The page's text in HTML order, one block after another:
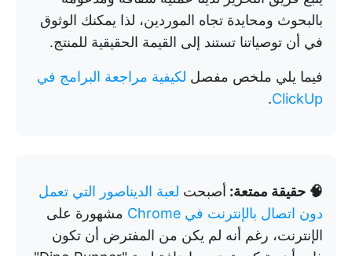
بالبحوث ومحايدة تجاه الموردين، لذا يمكنك الوثوق
في أن توصياتنا تستند إلى القيمة الحقيقية للمنتج.
فيما يلي ملخص مفصل لكيفية مراجعة البرامج في
ClickUp
.
🧠 حقيقة ممتعة: أصبحت لعبة الديناصور التي تعمل
دون اتصال بالإنترنت في Chrome
مشهورة على
الإنترنت، رغم أنه لم يكن من المفترض أن تكون